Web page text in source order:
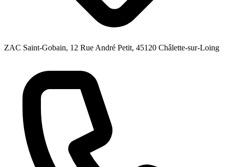
ZAC Saint-Gobain, 12 Rue André Petit, 45120 Châlette-sur-Loing